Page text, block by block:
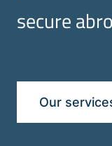
secure
Our